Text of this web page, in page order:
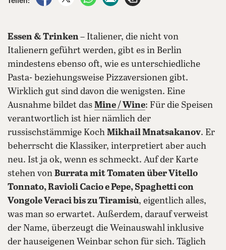
Essen & Trinken– Italiener, die nicht von
Italienern geführt werden, gibt es in Berlin
mindestens ebenso oft, wie es unterschiedliche
Pasta- beziehungsweise Pizzaversionen gibt.
Wirklich gut sind davon die wenigsten. Eine
Ausnahme bildet das Mine / Wine: Für die Speisen
verantwortlich ist hier nämlich der
russischstämmige Koch Mikhail Mnatsakanov. Er
beherrscht die Klassiker, interpretiert aber auch
neu. Ist ja ok, wenn es schmeckt. Auf der Karte
stehen von Burrata mit Tomaten über Vitello
Tonnato, Ravioli Cacio e Pepe, Spaghetti con
Vongole Veraci bis zu Tiramisù, eigentlich alles,
was man so erwartet. Außerdem, darauf verweist
der Name, überzeugt die Weinauswahl inklusive
der hauseigenen Weinbar schon für sich. Täglich